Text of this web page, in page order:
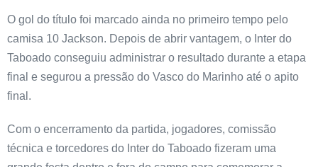
O gol do título foi marcado ainda no primeiro tempo pelo
camisa 10 Jackson. Depois de abrir vantagem, o Inter do
Taboado conseguiu administrar o resultado durante a etapa
final e segurou a pressão do Vasco do Marinho até o apito
final.
Com o encerramento da partida, jogadores, comissão
técnica e torcedores do Inter do Taboado fizeram uma